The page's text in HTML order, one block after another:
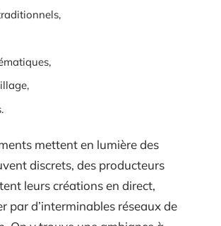
mettent en lumière des
discrets, des producteurs
leurs créations en direct,
par d’interminables réseaux de